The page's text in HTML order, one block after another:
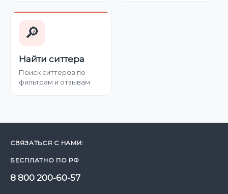
🔎
Найти ситтера
Поиск ситтеров по
фильтрам и отзывам
СВЯЗАТЬСЯ С НАМИ:
БЕСПЛАТНО ПО РФ
8 800 200-60-57